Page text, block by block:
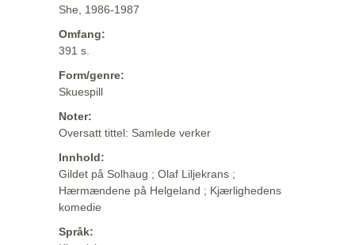
She, 1986-1987
Omfang:
391 s.
Form/genre:
Skuespill
Noter:
Oversatt tittel: Samlede verker
Innhold:
Gildet på Solhaug ; Olaf Liljekrans ;
Hærmændene på Helgeland ; Kjærlighedens
komedie
Språk: